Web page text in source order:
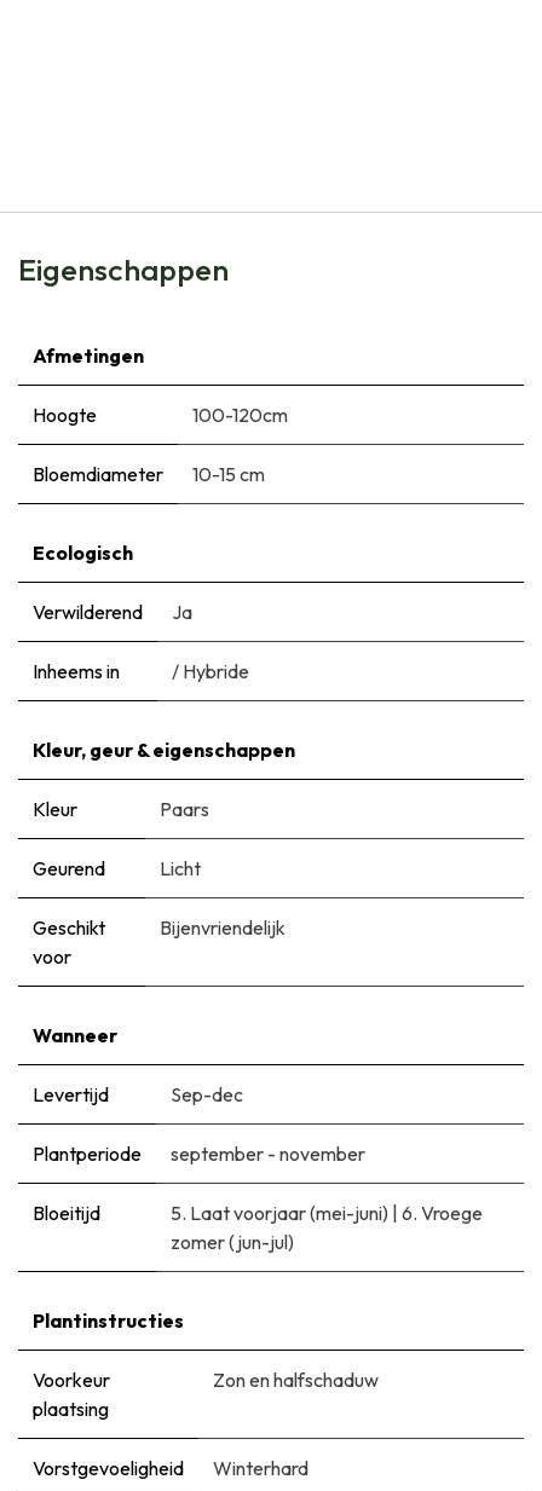
Eigenschappen
Afmetingen
Hoogte 100-120cm
Bloemdiameter 10-15 cm
Ecologisch
Verwilderend Ja
Inheems in / Hybride
Kleur, geur & eigenschappen
Kleur Paars
Geurend Licht
Geschikt
voor
Bijenvriendelijk
Wanneer
Levertijd Sep-dec
Plantperiode september - november
Bloeitijd 5. Laat voorjaar (mei-juni) | 6. Vroege
zomer (jun-jul)
Plantinstructies
Voorkeur
plaatsing
Zon en halfschaduw
Vorstgevoeligheid Winterhard